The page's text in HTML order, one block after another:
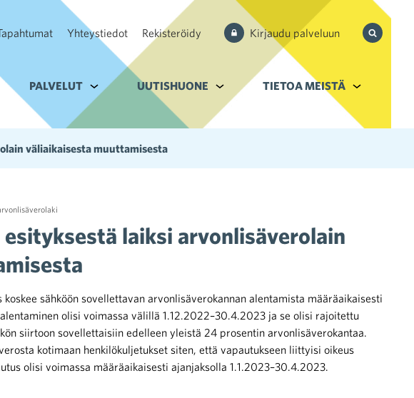
Yhteystiedot Rekisteröidy Kirjaudu palveluun
Hae
sivustolta
kohteelle Kaupan ala
PALVELUT Alavalikko kohteelle Palvelut
UUTISHUONE Alavalikko kohteelle Uutishuone
TIETOA MEISTÄ Alavalikko
väliaikaisesta muuttamisesta
laiksi arvonlisäverolain
sähköön sovellettavan arvonlisäverokannan alentamista määräaikaisesti
olisi voimassa välillä 1.12.2022–30.4.2023 ja se olisi rajoitettu
siirtoon sovellettaisiin edelleen yleistä 24 prosentin arvonlisäverokantaa.
kotimaan henkilökuljetukset siten, että vapautukseen liittyisi oikeus
olisi voimassa määräaikaisesti ajanjaksolla 1.1.2023–30.4.2023.